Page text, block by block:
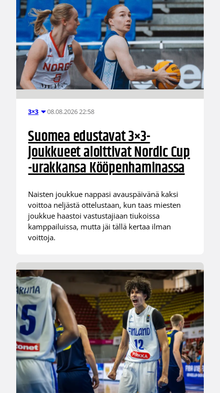
3×3 08.08.2026 22:58
Suomea edustavat 3×3-
joukkueet aloittivat Nordic Cup
-urakkansa Kööpenhaminassa
Naisten joukkue nappasi avauspäivänä kaksi
voittoa neljästä ottelustaan, kun taas miesten
joukkue haastoi vastustajiaan tiukoissa
kamppailuissa, mutta jäi tällä kertaa ilman
voittoja.